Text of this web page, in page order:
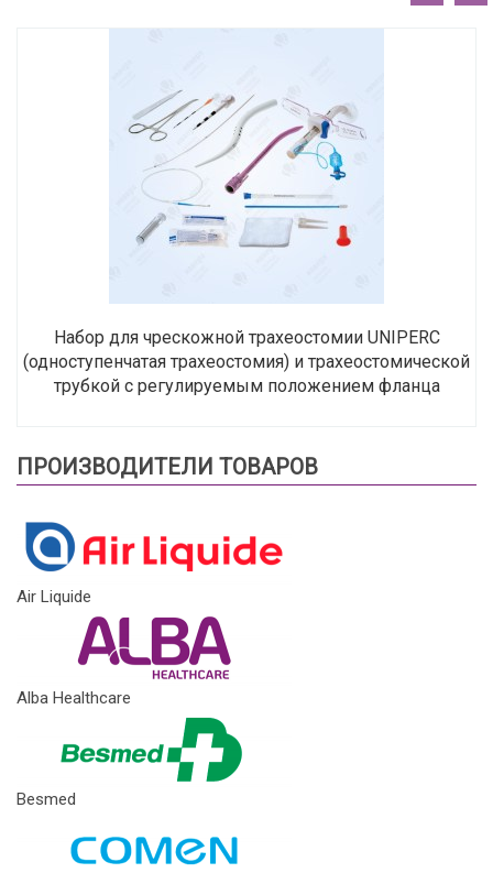
Набор для чрескожной трахеостомии UNIPERC
(одноступенчатая трахеостомия) и трахеостомической
трубкой с регулируемым положением фланца
ПРОИЗВОДИТЕЛИ ТОВАРОВ
Air Liquide
Alba Healthcare
Besmed